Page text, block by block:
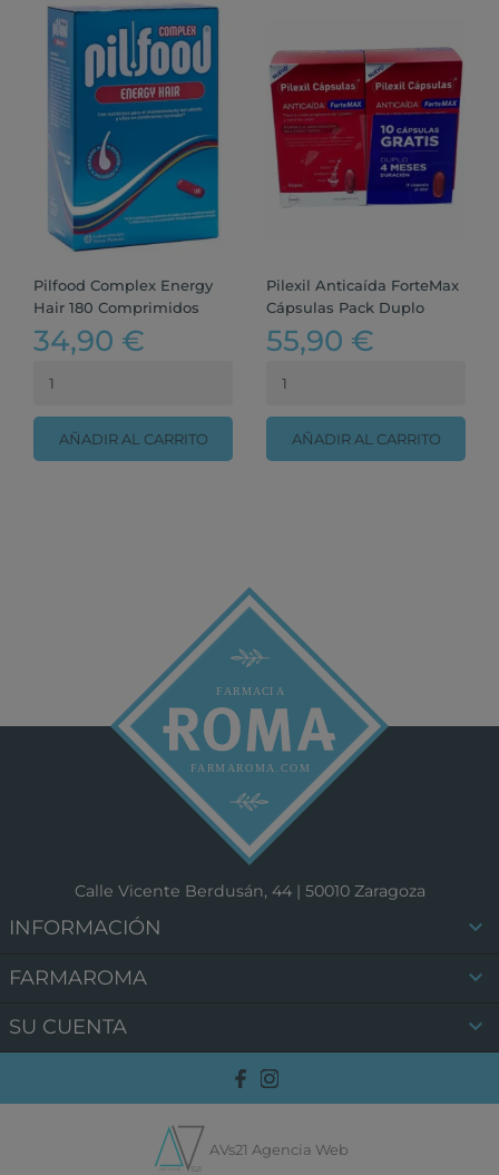
Pilfood Complex Energy
Hair 180 Comprimidos
34,90 €
AÑADIR AL CARRITO
Pilexil Anticaída ForteMax
Cápsulas Pack Duplo
55,90 €
AÑADIR AL CARRITO
Calle Vicente Berdusán, 44 | 50010 Zaragoza
INFORMACIÓN 
FARMAROMA 
SU CUENTA 
AVs21 Agencia Web